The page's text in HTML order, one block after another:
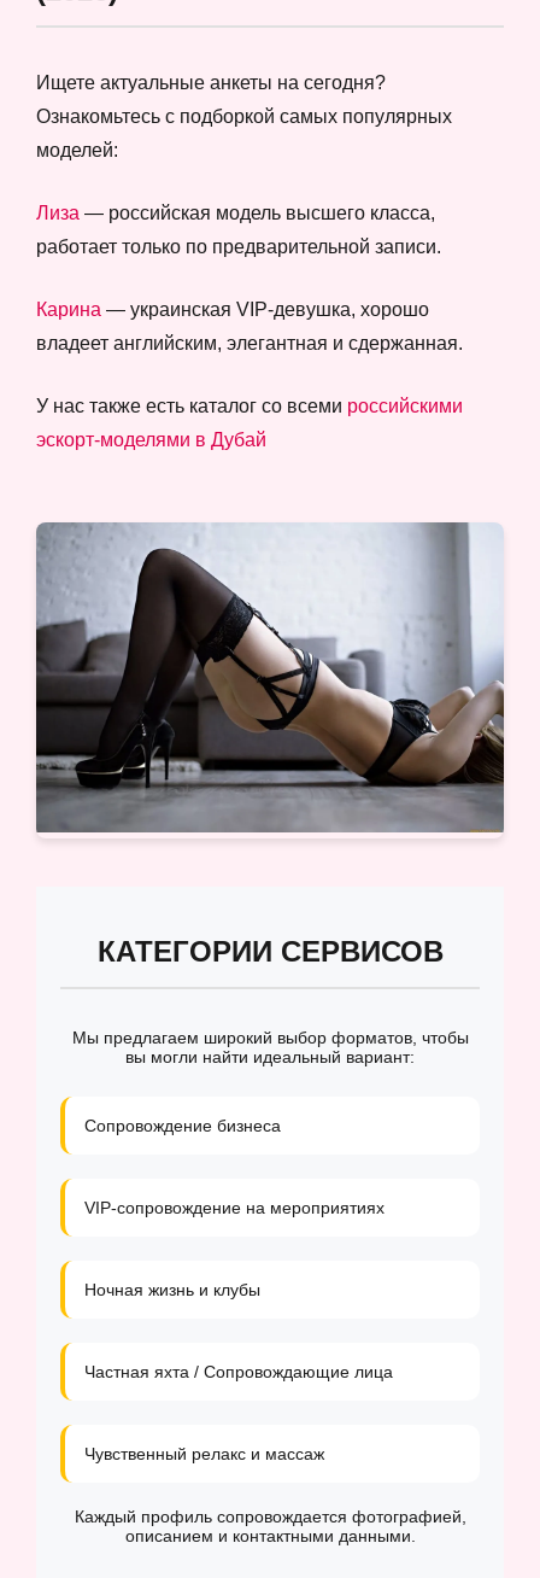
Ищете актуальные анкеты на сегодня?
Ознакомьтесь с подборкой самых популярных
моделей:
Лиза — российская модель высшего класса,
работает только по предварительной записи.
Карина — украинская VIP-девушка, хорошо
владеет английским, элегантная и сдержанная.
У нас также есть каталог со всеми российскими
эскорт-моделями в Дубай
КАТЕГОРИИ СЕРВИСОВ
Мы предлагаем широкий выбор форматов, чтобы
вы могли найти идеальный вариант:
Сопровождение бизнеса
VIP-сопровождение на мероприятиях
Ночная жизнь и клубы
Частная яхта / Сопровождающие лица
Чувственный релакс и массаж
Каждый профиль сопровождается фотографией,
описанием и контактными данными.